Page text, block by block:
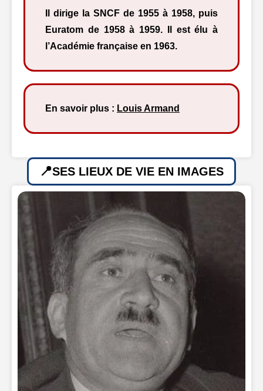
Il dirige la SNCF de 1955 à 1958, puis
Euratom de 1958 à 1959. Il est élu à
l’Académie française en 1963.
En savoir plus : Louis Armand
SES LIEUX DE VIE EN IMAGES